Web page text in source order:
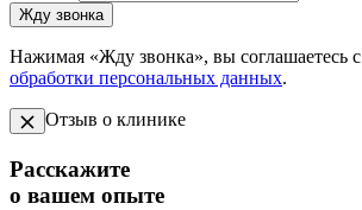
Жду звонка
Нажимая «Жду звонка», вы соглашаетесь с
обработки персональных данных.
Отзыв о клинике
Расскажите
о вашем опыте